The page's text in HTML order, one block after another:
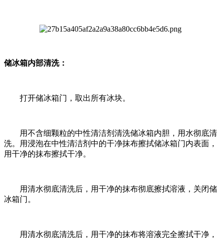
储冰箱内部清洗：
打开储冰箱门，取出所有冰块。
用不含细颗粒的中性清洁剂清洗储冰箱内胆，用水彻底清
洗。用浸泡在中性清洁剂中的干净抹布擦拭储冰箱门内表面，
用干净的抹布擦拭干净。
用清水彻底清洗后，用干净的抹布彻底擦拭溶液，关闭储
冰箱门。
用清水彻底清洗后，用干净的抹布将溶液完全擦拭干净，